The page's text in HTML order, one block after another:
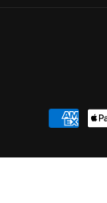
Metodi